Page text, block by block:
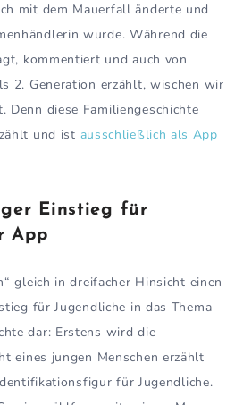
mit dem Mauerfall änderte und
wurde. Während die
kommentiert und auch von
2. Generation erzählt, wischen wir
Denn diese Familiengeschichte
und ist ausschließlich als App
Einstieg für
App
gleich in dreifacher Hinsicht einen
für Jugendliche in das Thema
dar: Erstens wird die
eines jungen Menschen erzählt
für Jugendliche.